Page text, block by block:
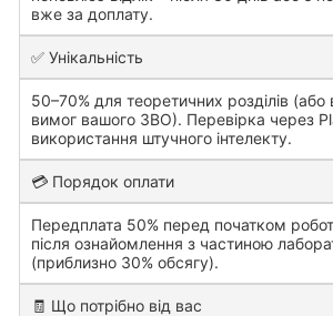
вже за доплату.
✅ Унікальність
50–70% для теоретичних розділів (або
вимог вашого ЗВО). Перевірка через
використання штучного інтелекту.
💳 Порядок оплати
Передплата 50% перед початком
після ознайомлення з частиною
(приблизно 30% обсягу).
🧾 Що потрібно від вас